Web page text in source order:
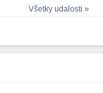
Všetky udalosti